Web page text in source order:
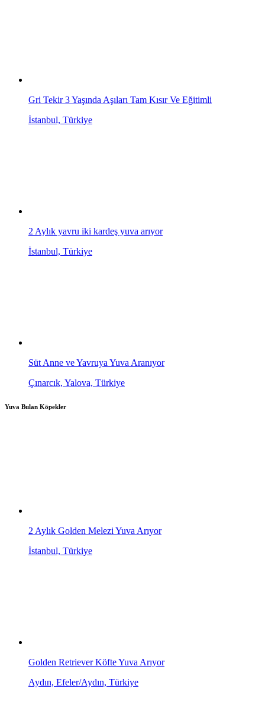
Gri Tekir 3 Yaşında Aşıları Tam Kısır Ve Eğitimli
İstanbul, Türkiye
2 Aylık yavru iki kardeş yuva arıyor
İstanbul, Türkiye
Süt Anne ve Yavruya Yuva Aranıyor
Çınarcık, Yalova, Türkiye
Yuva Bulan Köpekler
2 Aylık Golden Melezi Yuva Arıyor
İstanbul, Türkiye
Golden Retriever Köfte Yuva Arıyor
Aydın, Efeler/Aydın, Türkiye